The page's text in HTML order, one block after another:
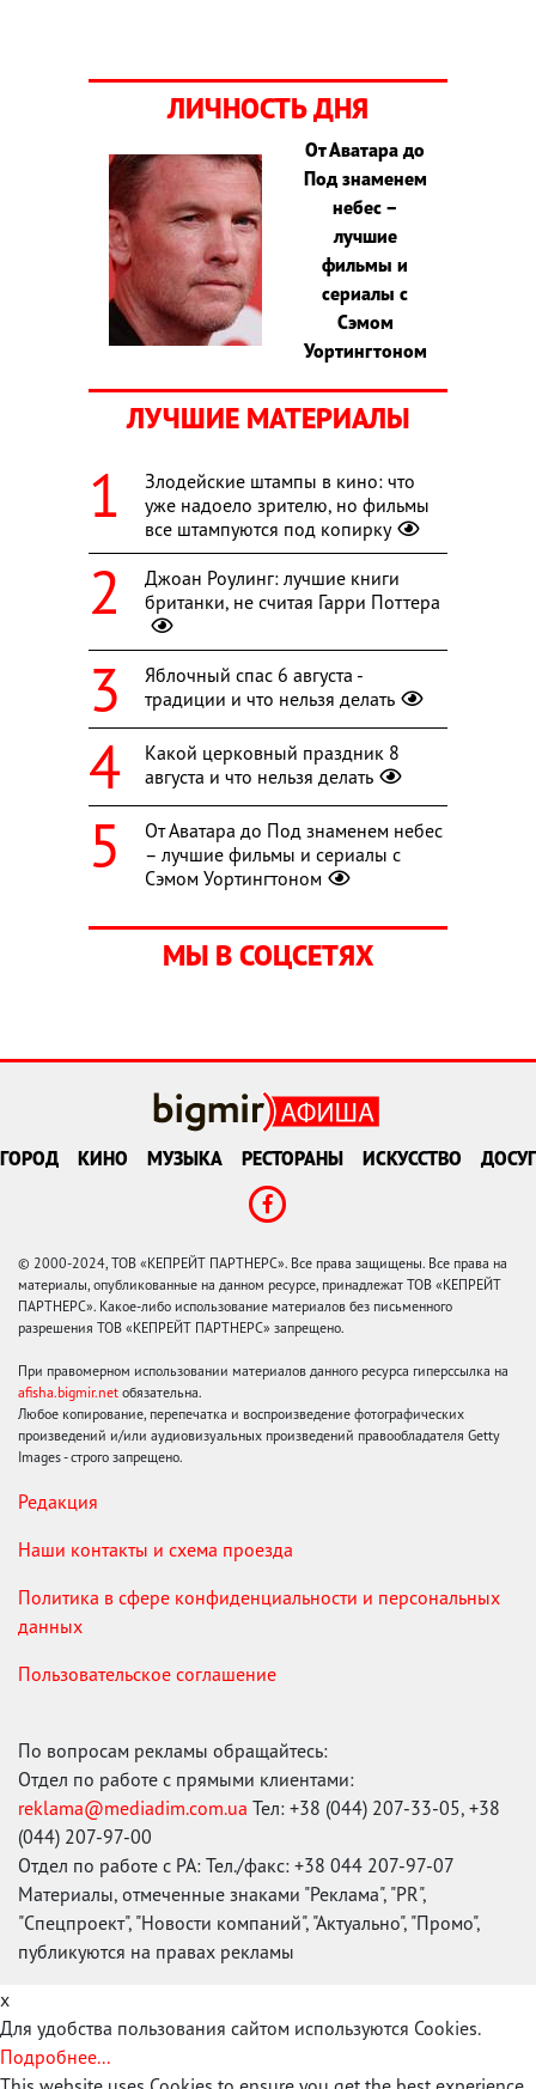
ЛИЧНОСТЬ ДНЯ
От Аватара до
Под знаменем
небес –
лучшие
фильмы и
сериалы с
Сэмом
Уортингтоном
ЛУЧШИЕ МАТЕРИАЛЫ
Злодейские штампы в кино: что
уже надоело зрителю, но фильмы
все штампуются под копирку
Джоан Роулинг: лучшие книги
британки, не считая Гарри Поттера
Яблочный спас 6 августа -
традиции и что нельзя делать
Какой церковный праздник 8
августа и что нельзя делать
От Аватара до Под знаменем небес
– лучшие фильмы и сериалы с
Сэмом Уортингтоном
МЫ В СОЦСЕТЯХ
ГОРОД КИНО МУЗЫКА РЕСТОРАНЫ ИСКУССТВО ДОСУГ
© 2000-2024, ТОВ «КЕПРЕЙТ ПАРТНЕРС». Все права защищены. Все права на
материалы, опубликованные на данном ресурсе, принадлежат ТОВ «КЕПРЕЙТ
ПАРТНЕРС». Какое-либо использование материалов без письменного
разрешения ТОВ «КЕПРЕЙТ ПАРТНЕРС» запрещено.
При правомерном использовании материалов данного ресурса гиперссылка на
afisha.bigmir.net обязательна.
Любое копирование, перепечатка и воспроизведение фотографических
произведений и/или аудиовизуальных произведений правообладателя Getty
Images - строго запрещено.
Редакция
Наши контакты и схема проезда
Политика в сфере конфиденциальности и персональных
данных
Пользовательское соглашение
По вопросам рекламы обращайтесь:
Отдел по работе с прямыми клиентами:
reklama@mediadim.com.ua Тел: +38 (044) 207-33-05, +38
(044) 207-97-00
Отдел по работе с РА: Тел./факс: +38 044 207-97-07
Материалы, отмеченные знаками "Реклама", "PR",
"Спецпроект", "Новости компаний", "Актуально", "Промо",
публикуются на правах рекламы
x
Для удобства пользования сайтом используются Cookies.
Подробнее...